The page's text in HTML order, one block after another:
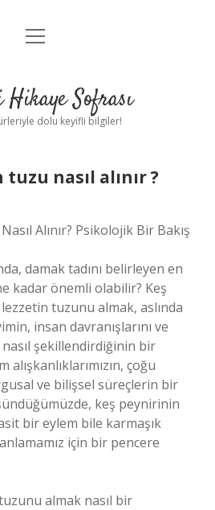
Anasayfa
Yasal Uyarı
menüyü
Sofrası
dolu keyifli bilgiler!
nasıl alınır ?
Alınır? Psikolojik Bir Bakış
damak tadını belirleyen en
kadar önemli olabilir? Keş
tuzunu almak, aslında
insan davranışlarını ve
şekillendirdiğinin bir
alışkanlıklarımızın, çoğu
ve bilişsel süreçlerin bir
keş peynirinin
bir eylem bile karmaşık
için bir pencere
almak nasıl bir